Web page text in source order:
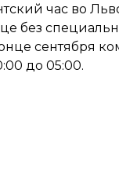
час во
без
сентября
до 05:00.